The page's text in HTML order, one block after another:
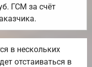
ГСМ за счёт
в нескольких
отстаиваться в